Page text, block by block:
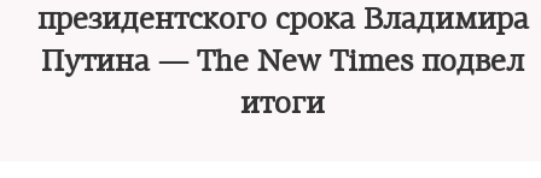
президентского срока Владимира
Путина — The New Times подвел
итоги